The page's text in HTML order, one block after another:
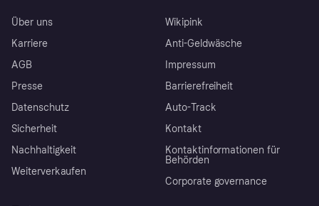
Über uns
Karriere
AGB
Presse
Datenschutz
Sicherheit
Nachhaltigkeit
Weiterverkaufen
Wikipink
Anti-Geldwäsche
Impressum
Barrierefreiheit
Auto-Track
Kontakt
Kontaktinformationen für
Behörden
Corporate governance